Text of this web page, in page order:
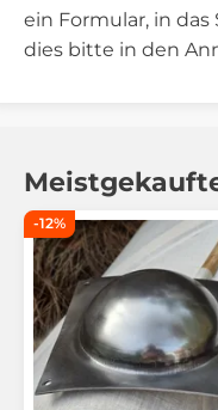
ein Formular, in
dies bitte in den
-12%